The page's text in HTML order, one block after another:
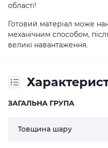
області!
Готовий матеріал може
механічним способом,
великі навантаження.
ЗАГАЛЬНА ГРУПА
Товщина шару